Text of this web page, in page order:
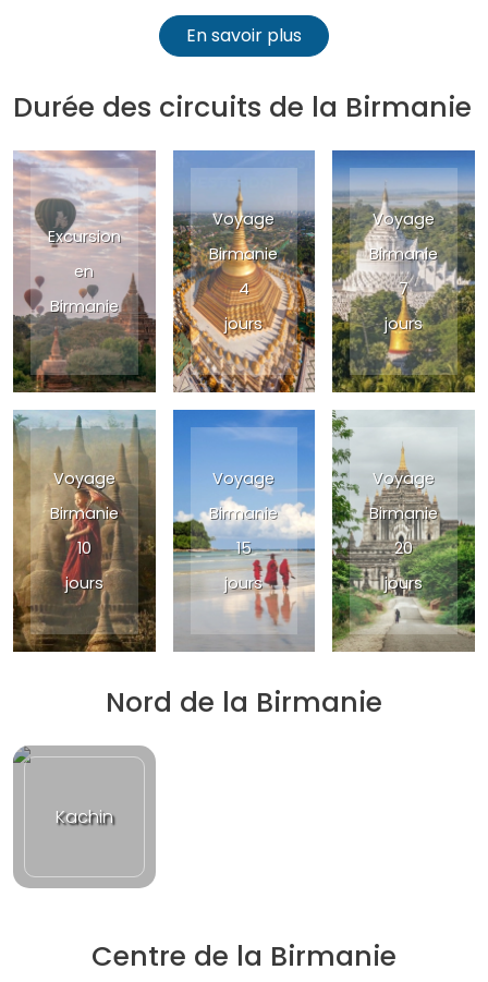
En savoir plus
Durée des circuits de la Birmanie
Excursion
en
Birmanie
Voyage
Birmanie
4
jours
Voyage
Birmanie
7
jours
Voyage
Birmanie
10
jours
Voyage
Birmanie
15
jours
Voyage
Birmanie
20
jours
Nord de la Birmanie
Kachin
Centre de la Birmanie